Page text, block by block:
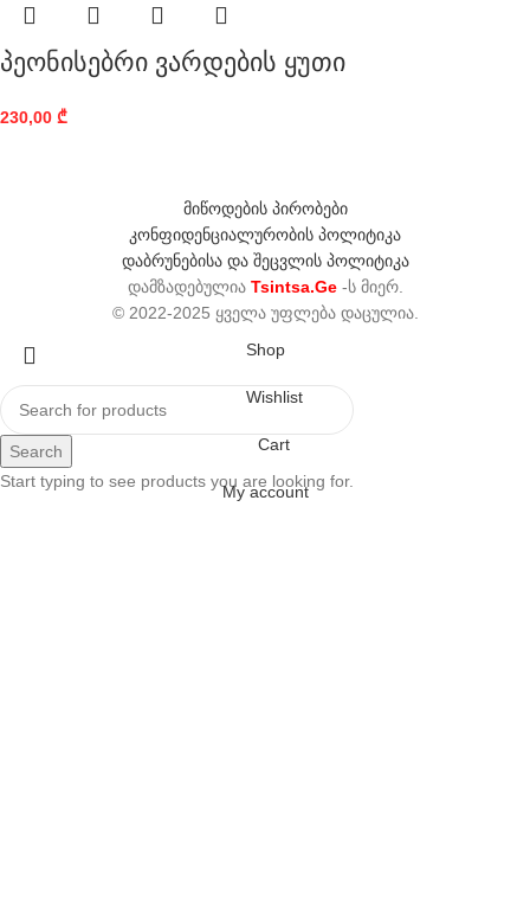
პეონისებრი ვარდების ყუთი
230,00 ₾
მიწოდების პირობები
კონფიდენციალურობის პოლიტიკა
დაბრუნებისა და შეცვლის პოლიტიკა
დამზადებულია Tsintsa.Ge -ს მიერ.
© 2022-2025 ყველა უფლება დაცულია.
Search
Start typing to see products you are looking for.
Shop
Wishlist
Cart
My account